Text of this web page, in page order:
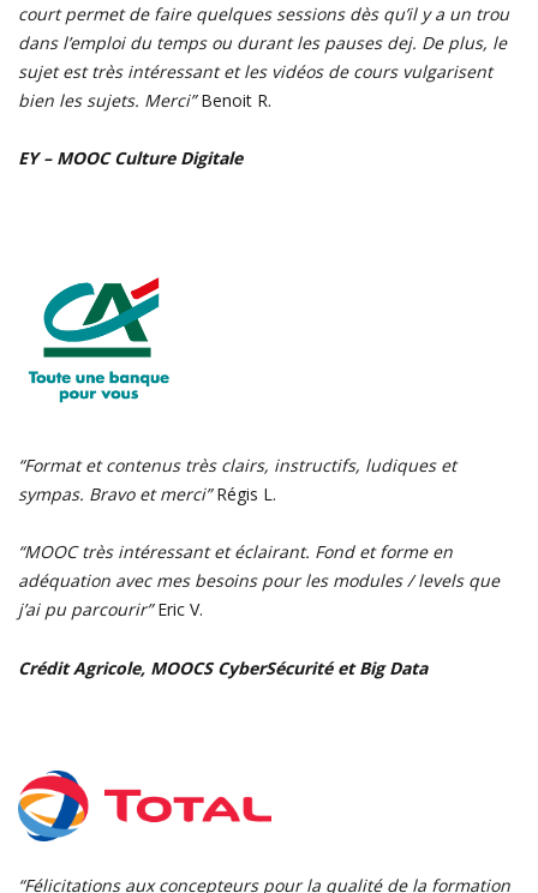
court permet de faire quelques sessions dès qu’il y a un trou
dans l’emploi du temps ou durant les pauses dej. De plus, le
sujet est très intéressant et les vidéos de cours vulgarisent
bien les sujets. Merci”Benoit R.
EY – MOOC Culture Digitale
“Format et contenus très clairs, instructifs, ludiques et
sympas. Bravo et merci”Régis L.
“MOOC très intéressant et éclairant. Fond et forme en
adéquation avec mes besoins pour les modules / levels que
j’ai pu parcourir”Eric V.
Crédit Agricole, MOOCS CyberSécurité et Big Data
“Félicitations aux concepteurs pour la qualité de la formation